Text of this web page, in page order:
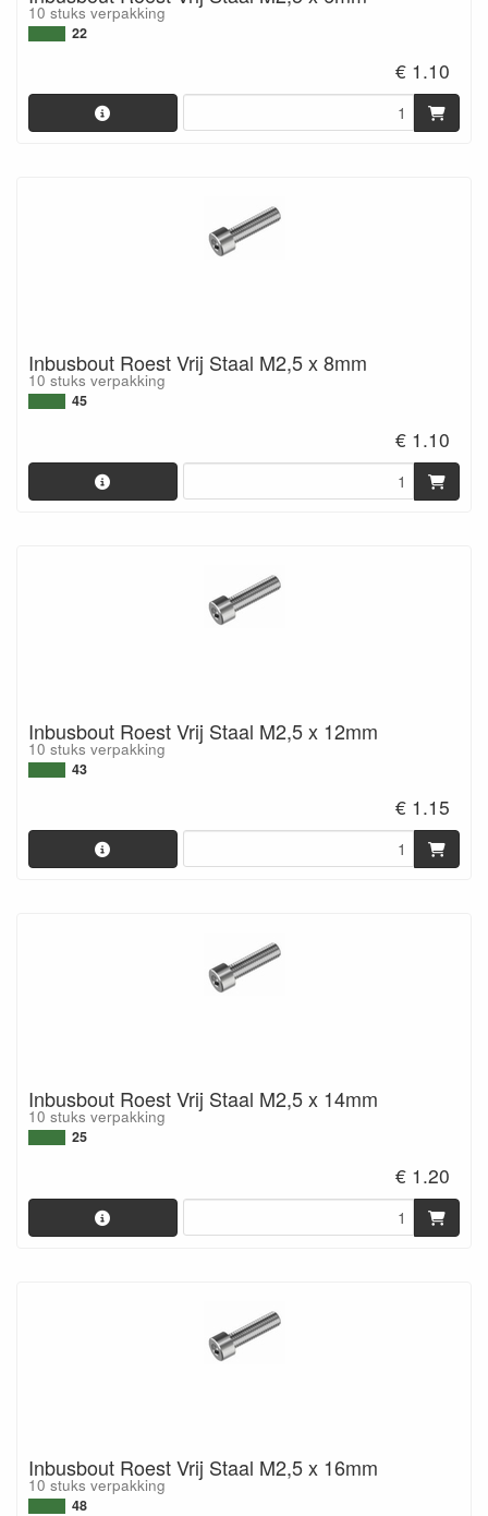
10 stuks verpakking
22
€ 1.10
Inbusbout Roest Vrij Staal M2,5 x 8mm
10 stuks verpakking
45
€ 1.10
Inbusbout Roest Vrij Staal M2,5 x 12mm
10 stuks verpakking
43
€ 1.15
Inbusbout Roest Vrij Staal M2,5 x 14mm
10 stuks verpakking
25
€ 1.20
Inbusbout Roest Vrij Staal M2,5 x 16mm
10 stuks verpakking
48